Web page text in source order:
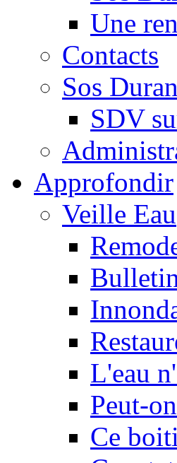
Une
Contacts
Sos
SDV
Approfondir
Veille Eau
L'eau
Peut-
Ce